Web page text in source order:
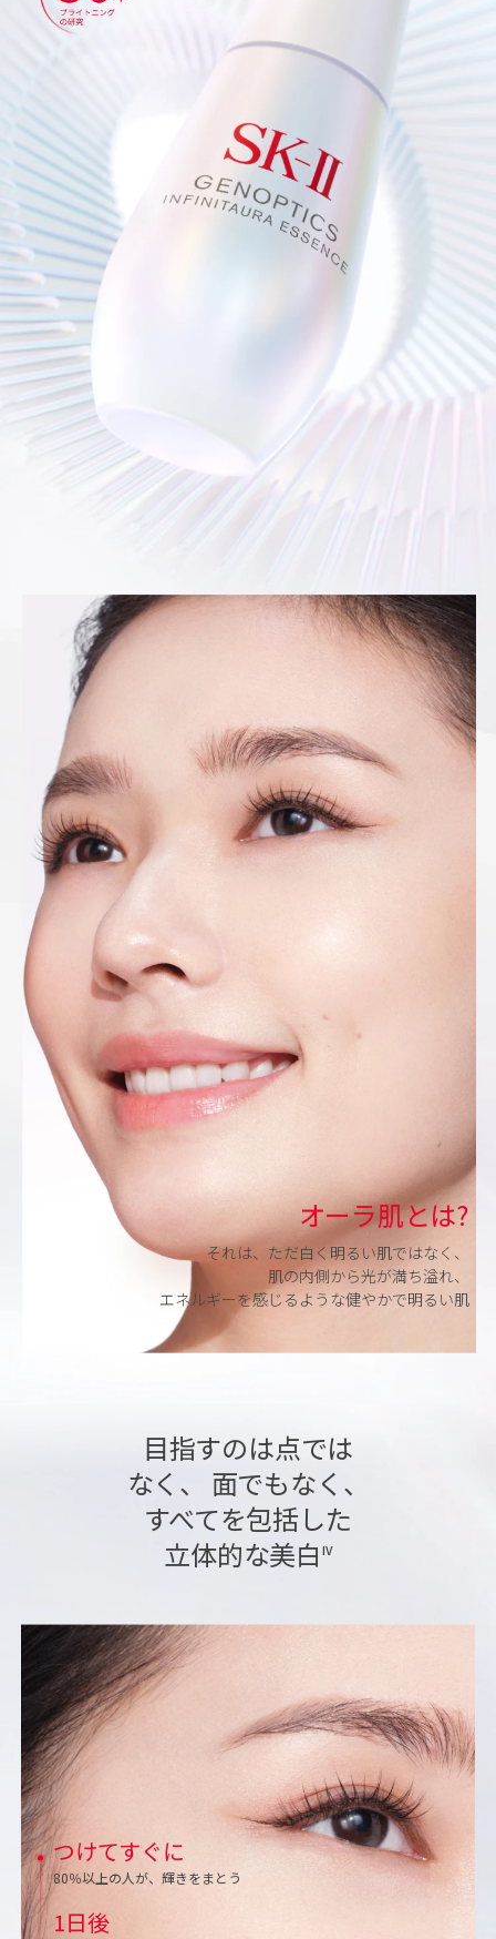
オーラ肌とは?
それは、ただ白く明るい肌ではなく、
肌の内側から光が満ち溢れ、
エネルギーを感じるような​健やかで明るい肌
目指すのは点では
なく、 面でもなく、
すべてを包括した
立体的な美白IV
つけてすぐに​
80％以上の人が、輝きをまとう​
1日後